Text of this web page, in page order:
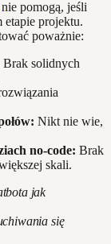
nie pomogą, jeśli
etapie projektu.
poważnie:
Brak solidnych
Nikt nie wie,
no-code: Brak
skali.
jak
się